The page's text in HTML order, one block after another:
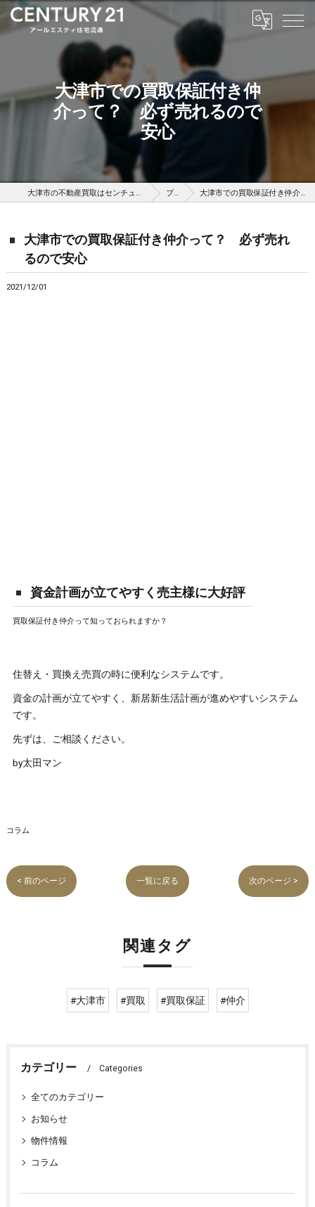
大津市での買取保証付き仲
介って？ 必ず売れるので
安心
大津市の不動産買取はセンチュリー21アールエスティ住宅流通 ブログ 大津市での買取保証付き仲介って？ 必ず売れるので安心
大津市での買取保証付き仲介って？ 必ず売れ
るので安心
2021/12/01
資金計画が立てやすく売主様に大好評
買取保証付き仲介って知っておられますか？
住替え・買換え売買の時に便利なシステムです。
資金の計画が立てやすく、新居新生活計画が進めやすいシステム
です。
先ずは、ご相談ください。
by太田マン
コラム
< 前のページ 一覧に戻る 次のページ >
関連タグ
#大津市 #買取 #買取保証 #仲介
カテゴリー Categories
全てのカテゴリー
お知らせ
物件情報
コラム